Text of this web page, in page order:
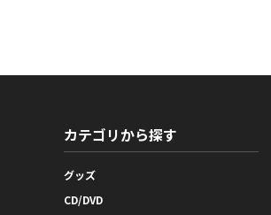
カテゴリから探す
グッズ
CD/DVD